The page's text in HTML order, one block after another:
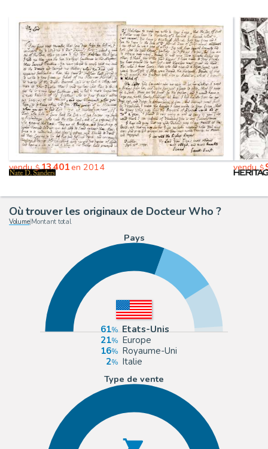
vendu$13,401en 2014 vendu$
Où trouver les originaux de Docteur Who ?
Volume| Montant total
Pays
61
Etats-Unis
21
Europe
16
Royaume-Uni
2
Italie
Type de vente